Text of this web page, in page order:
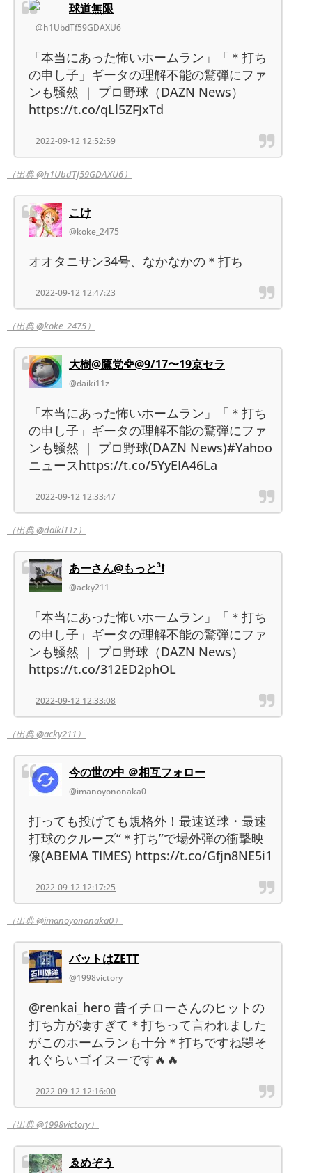
球道無限
@h1UbdTf59GDAXU6
「本当にあった怖いホームラン」「＊打ち
の申し子」ギータの理解不能の驚弾にファ
ンも騒然 ｜ プロ野球（DAZN News）
https://t.co/qLl5ZFJxTd
2022-09-12 12:52:59
（出典 @h1UbdTf59GDAXU6）
こけ
@koke_2475
オオタニサン34号、なかなかの＊打ち
2022-09-12 12:47:23
（出典 @koke_2475）
大樹@鷹党🦅@9/17〜19京セラ
@daiki11z
「本当にあった怖いホームラン」「＊打ち
の申し子」ギータの理解不能の驚弾にファ
ンも騒然 ｜ プロ野球(DAZN News)#Yahoo
ニュースhttps://t.co/5YyEIA46La
2022-09-12 12:33:47
（出典 @daiki11z）
あーさん@もっと³❗
@acky211
「本当にあった怖いホームラン」「＊打ち
の申し子」ギータの理解不能の驚弾にファ
ンも騒然 ｜ プロ野球（DAZN News）
https://t.co/312ED2phOL
2022-09-12 12:33:08
（出典 @acky211）
今の世の中 ＠相互フォロー
@imanoyononaka0
打っても投げても規格外！最速送球・最速
打球のクルーズ“＊打ち”で場外弾の衝撃映
像(ABEMA TIMES) https://t.co/Gfjn8NE5i1
2022-09-12 12:17:25
（出典 @imanoyononaka0）
バットはZETT
@1998victory
@renkai_hero 昔イチローさんのヒットの
打ち方が凄すぎて＊打ちって言われました
がこのホームランも十分＊打ちですね🤣そ
れぐらいゴイスーです🔥🔥
2022-09-12 12:16:00
（出典 @1998victory）
ゑめぞう